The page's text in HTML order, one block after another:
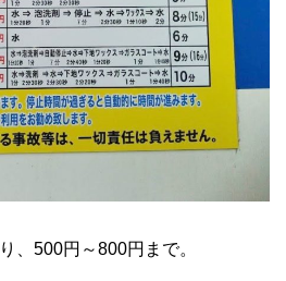
、500円～800円まで。